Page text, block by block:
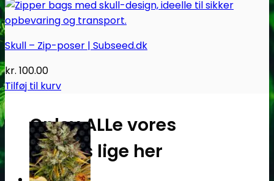
Oplev ALLe vores
brands lige her
Skull – Zip-poser | Subseed.dk
kr. 100.00
Tilføj til kurv